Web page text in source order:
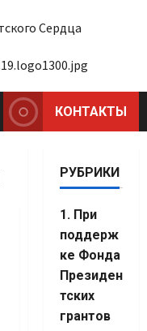
КОНТАКТЫ
РУБРИКИ
1. При
поддерж
ке Фонда
Президен
тских
грантов